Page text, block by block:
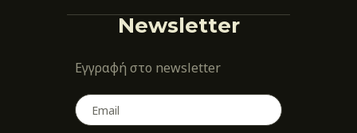
Newsletter
Εγγραφή στο newsletter